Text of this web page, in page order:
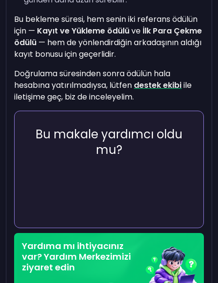
Bu bekleme süresi, hem senin iki referans ödülün
için — Kayıt ve Yükleme ödülüve İlk Para Çekme
ödülü — hem de yönlendirdiğin arkadaşının aldığı
kayıt bonusu için geçerlidir.
Doğrulama süresinden sonra ödülün hala
hesabına yatırılmadıysa, lütfen destek ekibiile
iletişime geç, biz de inceleyelim.
Bu makale yardımcı oldu
mu?
Yardıma mı ihtiyacınız
var? Yardım Merkezimizi
ziyaret edin